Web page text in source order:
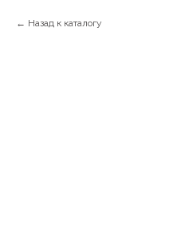
Назад к каталогу